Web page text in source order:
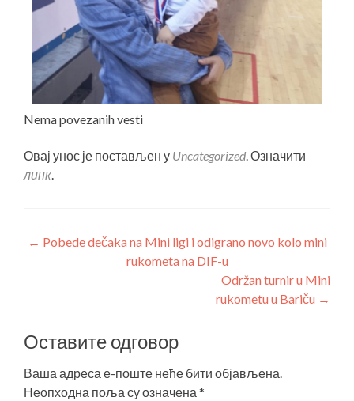
Nema povezanih vesti
Овај унос је постављен у Uncategorized. Означити
линк.
← Pobede dečaka na Mini ligi i odigrano novo kolo mini
rukometa na DIF-u
Održan turnir u Mini
rukometu u Bariču →
Оставите одговор
Ваша адреса е-поште неће бити објављена.
Неопходна поља су означена *